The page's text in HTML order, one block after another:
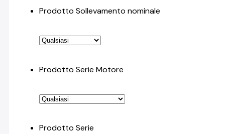
Prodotto Sollevamento nominale
Prodotto Serie Motore
Prodotto Serie